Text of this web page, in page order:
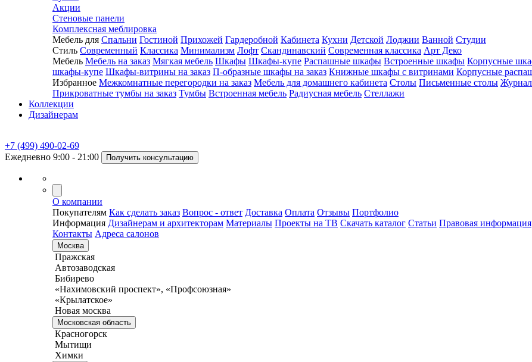
Акции
Стеновые панели
Комплексная меблировка
Мебель для Спальни Гостиной Прихожей Гардеробной Кабинета Кухни Детской Лоджии Ванной Студии
Стиль Современный Классика Минимализм Лофт Скандинавский Современная классика Арт Деко
Мебель Мебель на заказ Мягкая мебель Шкафы Шкафы-купе Распашные шкафы Встроенные шкафы Корпусные
шкафы-купе Шкафы-витрины на заказ П-образные шкафы на заказ Книжные шкафы с витринами Корпусные
Избранное Межкомнатные перегородки на заказ Мебель для домашнего кабинета Столы Письменные столы
Прикроватные тумбы на заказ Тумбы Встроенная мебель Радиусная мебель Стеллажи
Коллекции
Дизайнерам
+7 (499) 490-02-69
Ежедневно 9:00 - 21:00
Получить консультацию
О компании
Покупателям Как сделать заказ Вопрос - ответ Доставка Оплата Отзывы Портфолио
Информация Дизайнерам и архитекторам Материалы Проекты на ТВ Скачать каталог Статьи Правовая информация
Контакты Адреса салонов
Москва
Пражская
Автозаводская
Бибирево
«Нахимовский проспект», «Профсоюзная»
«Крылатское»
Новая москва
Московская область
Красногорск
Мытищи
Химки